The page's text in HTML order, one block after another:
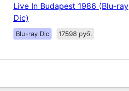
Live In Budapest 1986 (Blu-ray
Dic)
Blu-ray Dic 17598 руб.